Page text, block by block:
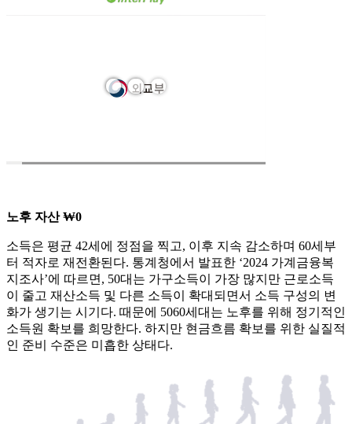
노후 자산 ₩0
소득은 평균 42세에 정점을 찍고, 이후 지속 감소하며 60세부
터 적자로 재전환된다. 통계청에서 발표한 ‘2024 가계금융복
지조사’에 따르면, 50대는 가구소득이 가장 많지만 근로소득
이 줄고 재산소득 및 다른 소득이 확대되면서 소득 구성의 변
화가 생기는 시기다. 때문에 5060세대는 노후를 위해 정기적인
소득원 확보를 희망한다. 하지만 현금흐름 확보를 위한 실질적
인 준비 수준은 미흡한 상태다.